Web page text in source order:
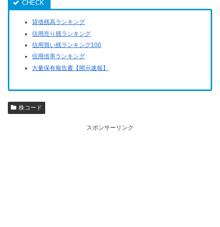
貸借残高ランキング
信用売り残ランキング
信用買い残ランキング100
信用倍率ランキング
大量保有報告書【開示速報】
株コード
スポンサーリンク